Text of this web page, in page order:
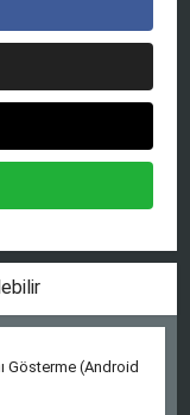
Gösterme (Android